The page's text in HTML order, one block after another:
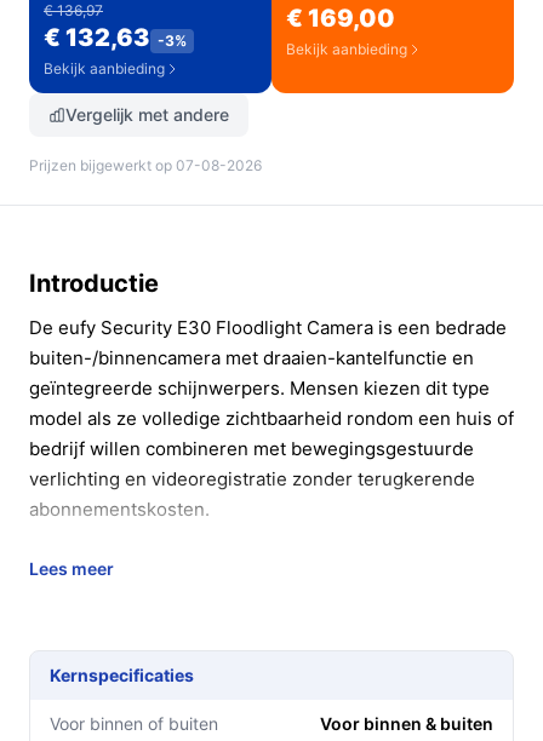
€ 136,97
€ 132,63 -3%
Bekijk aanbieding
€ 169,00
Bekijk aanbieding
Vergelijk met andere
Prijzen bijgewerkt op 07-08-2026
Introductie
De eufy Security E30 Floodlight Camera is een bedrade
buiten-/binnencamera met draaien-kantelfunctie en
geïntegreerde schijnwerpers. Mensen kiezen dit type
model als ze volledige zichtbaarheid rondom een huis of
bedrijf willen combineren met bewegingsgestuurde
verlichting en videoregistratie zonder terugkerende
abonnementskosten.
In 20 seconden beslissen
heldere bewegingsgeactiveerde verlichting (2000
lumen) belangrijk vindt.
Niet kopen als:je een batterijgevoede of draadloze
Lees meer
Kernspecificaties
Voor binnen of buiten Voor binnen & buiten